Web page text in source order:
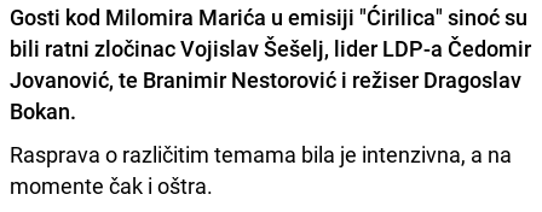
Gosti kod Milomira Marića u emisiji "Ćirilica" sinoć su
bili ratni zločinacVojislav Šešelj, lider LDP-a Čedomir
Jovanović, te Branimir Nestorović i režiser Dragoslav
Bokan.
Rasprava o različitim temama bila je intenzivna, a na
momente čak i oštra.